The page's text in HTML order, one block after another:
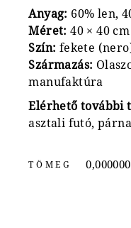
Anyag: 60% len,
Méret: 40 × 40 cm
Szín: fekete
Származás:
manufaktúra
Elérhető további
asztali futó,
TÖMEG